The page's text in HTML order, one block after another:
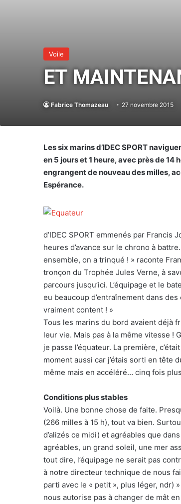
Voile
ET
Fabrice Thomazeau 27 novembre 2015
Les six marins d’IDEC SPORT
en 5 jours et 1 heure, avec près de 14
engrangent de nouveau des milles,
Espérance.
d’IDEC SPORT emmenés par Francis
heures d’avance sur le chrono à
ensemble, on a trinqué ! » raconte
tronçon du Trophée Jules Verne, à
parcours jusqu’ici. L’équipage et le
eu beaucoup d’entraînement dans
vraiment content ! »
Tous les marins du bord avaient déjà
leur vie. Mais pas à la même vitesse !
je passe l’équateur. La première,
moment aussi car j’étais sorti en tête
même mais en accéléré… cinq fois
Conditions plus stables
Voilà. Une bonne chose de faite.
(266 milles à 15 h), tout va bien.
d’alizés ce midi) et agréables que
agréables, un grand soleil, une mer
tout dire, l’équipage ne serait pas
à notre directeur technique de nous
parti avec le « petit », plus léger, ndr)
nous autorise pas à changer de mât